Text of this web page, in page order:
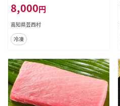
たき 鰹のタタキ かつお 刺身 訳アリ
ワケあり
8,000円
高知県芸西村
冷凍